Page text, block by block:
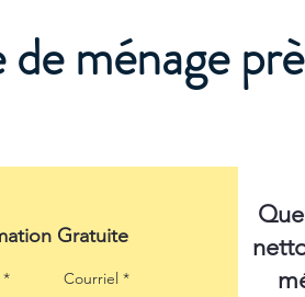
ménage
Gratuite
* Courriel *